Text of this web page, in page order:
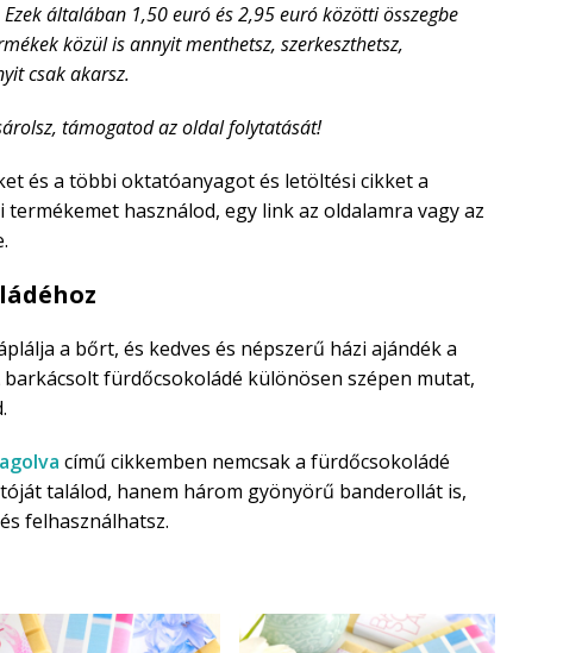
általában 1,50 euró és 2,95 euró közötti összegbe
közül is annyit menthetsz, szerkeszthetsz,
csak akarsz.
támogatod az oldal folytatását!
és a többi oktatóanyagot és letöltési cikket a
használod, egy link az oldalamra vagy az
a bőrt, és kedves és népszerű házi ajándék a
fürdőcsokoládé különösen szépen mutat,
című cikkemben nemcsak a fürdőcsokoládé
találod, hanem három gyönyörű banderollát is,
felhasználhatsz.